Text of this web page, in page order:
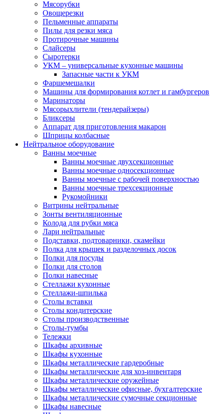
Мясорубки
Овощерезки
Пельменные аппараты
Пилы для резки мяса
Протирочные машины
Слайсеры
Сыротерки
УКМ – универсальные кухонные машины
Запасные части к УКМ
Фаршемешалки
Машины для формирования котлет и гамбургеров
Маринаторы
Мясорыхлители (тендерайзеры)
Бликсеры
Аппарат для приготовления макарон
Шприцы колбасные
Нейтральное оборудование
Ванны моечные
Ванны моечные двухсекционные
Ванны моечные односекционные
Ванны моечные с рабочей поверхностью
Ванны моечные трехсекционные
Рукомойники
Витрины нейтральные
Зонты вентиляционные
Колода для рубки мяса
Лари нейтральные
Подставки, подтоварники, скамейки
Полка для крышек и разделочных досок
Полки для посуды
Полки для столов
Полки навесные
Стеллажи кухонные
Стеллажи-шпилька
Столы вставки
Столы кондитерские
Столы производственные
Столы-тумбы
Тележки
Шкафы архивные
Шкафы кухонные
Шкафы металлические гардеробные
Шкафы металлические для хоз-инвентаря
Шкафы металлические оружейные
Шкафы металлические офисные, бухгалтерские
Шкафы металлические сумочные секционные
Шкафы навесные